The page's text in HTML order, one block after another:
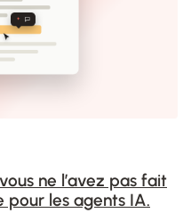
ne l’avez pas fait
pour les agents IA.